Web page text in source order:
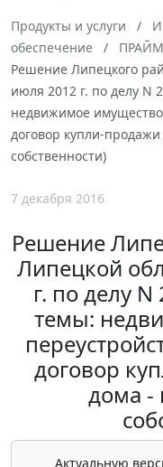
Продукты и услуги
обеспечение
ПРАЙМ
Решение Липецкого
июля 2012 г. по делу N
недвижимое имущество
договор купли-
собственности)
7 декабря 2016
Решение
Липецкой
г. по делу
темы:
договор
дома -
Актуальную